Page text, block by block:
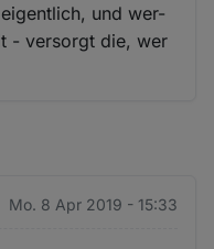
und wer-
- versorgt die, wer
Mo. 8 Apr 2019 - 15:33